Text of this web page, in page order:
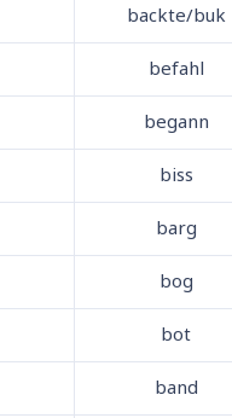
backte/buk
befahl
begann
biss
barg
bog
bot
band